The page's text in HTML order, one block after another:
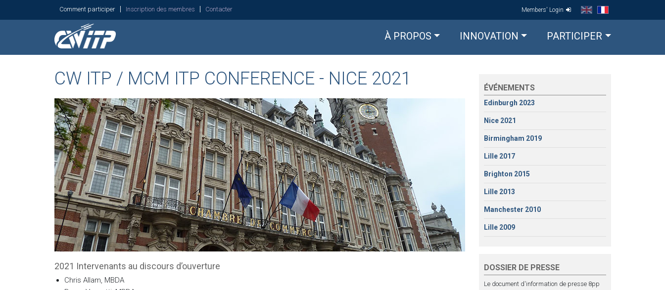
Comment participer Inscription des membres Contacter Members' Login
À PROPOS INNOVATION PARTICIPER
CW ITP / MCM ITP CONFERENCE - NICE 2021
2021 Intervenants au discours d’ouverture
Chris Allam, MBDA
ÉVÉNEMENTS
Edinburgh 2023
Nice 2021
Birmingham 2019
Lille 2017
Brighton 2015
Lille 2013
Manchester 2010
Lille 2009
DOSSIER DE PRESSE
Le document d'information de presse 8pp